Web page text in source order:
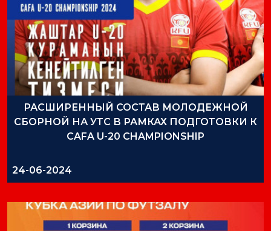
РАСШИРЕННЫЙ СОСТАВ МОЛОДЕЖНОЙ
СБОРНОЙ НА УТС В РАМКАХ ПОДГОТОВКИ К
CAFA U-20 CHAMPIONSHIP
24-06-2024